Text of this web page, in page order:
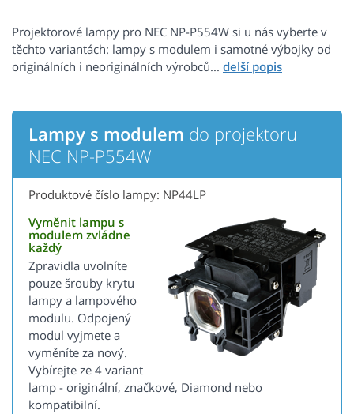
Projektorové lampy pro NEC NP-P554W si u nás vyberte v
těchto variantách: lampy s modulem i samotné výbojky od
originálních i neoriginálních výrobců...
Lampy s modulem do projektoru
NEC NP-P554W
Produktové číslo lampy: NP44LP
Vyměnit lampu s
modulem zvládne
každý
Zpravidla uvolníte
pouze šrouby krytu
lampy a lampového
modulu. Odpojený
modul vyjmete a
vyměníte za nový.
Vybírejte ze 4 variant
lamp - originální, značkové, Diamond nebo
kompatibilní.